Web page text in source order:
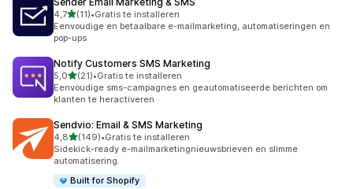
4,7van 5 sterren
(11)
11 recensies in totaal
•Gratis te installeren
Eenvoudige en betaalbare e-mailmarketing, automatiseringen en
pop-ups
Notify Customers SMS Marketing
5,0van 5 sterren
(21)
21 recensies in totaal
•Gratis te installeren
Eenvoudige sms-campagnes en geautomatiseerde berichten om
klanten te heractiveren
Sendvio: Email & SMS Marketing
4,8van 5 sterren
(149)
149 recensies in totaal
•Gratis te installeren
Sidekick-ready e-mailmarketingnieuwsbrieven en slimme
automatisering.
Built for Shopify